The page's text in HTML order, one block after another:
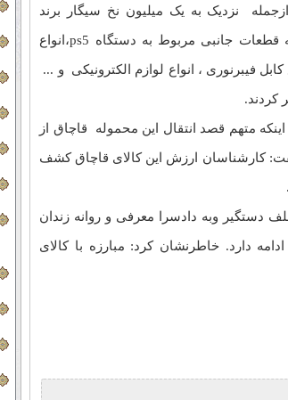
نزدیک به یک میلیون نخ سیگار برند
خارجی، انواع تنباکو، لوازم یدکی خودرو، کلیه قطعات جانبی مربوط به دستگاه ps5،انواع
فیبرنوری ، انواع لوازم الکترونیکی و ...
کردند.
متهم قصد انتقال این محموله قاچاق از
کارشناسان ارزش این کالای قاچاق کشف
دستگیر وبه دادسرا معرفی و روانه زندان
دارد. خاطرنشان کرد: مبارزه با کالای